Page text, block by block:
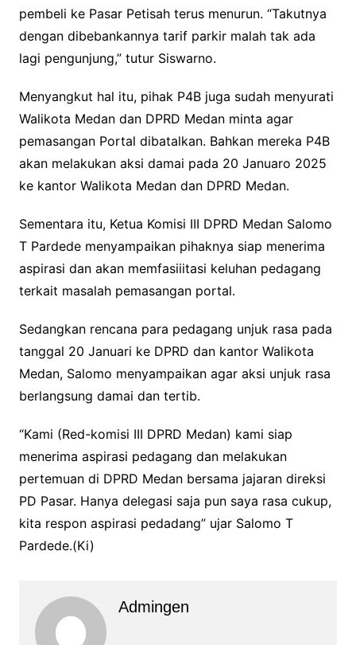
pembeli ke Pasar Petisah terus menurun. “Takutnya
dengan dibebankannya tarif parkir malah tak ada
lagi pengunjung,” tutur Siswarno.
Menyangkut hal itu, pihak P4B juga sudah menyurati
Walikota Medan dan DPRD Medan minta agar
pemasangan Portal dibatalkan. Bahkan mereka P4B
akan melakukan aksi damai pada 20 Januaro 2025
ke kantor Walikota Medan dan DPRD Medan.
Sementara itu, Ketua Komisi III DPRD Medan Salomo
T Pardede menyampaikan pihaknya siap menerima
aspirasi dan akan memfasiiitasi keluhan pedagang
terkait masalah pemasangan portal.
Sedangkan rencana para pedagang unjuk rasa pada
tanggal 20 Januari ke DPRD dan kantor Walikota
Medan, Salomo menyampaikan agar aksi unjuk rasa
berlangsung damai dan tertib.
“Kami (Red-komisi III DPRD Medan) kami siap
menerima aspirasi pedagang dan melakukan
pertemuan di DPRD Medan bersama jajaran direksi
PD Pasar. Hanya delegasi saja pun saya rasa cukup,
kita respon aspirasi pedadang” ujar Salomo T
Pardede.(Ki)
Admingen